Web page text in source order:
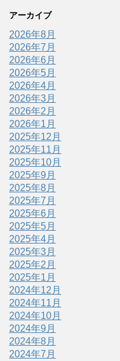
アーカイブ
2026年8月
2026年7月
2026年6月
2026年5月
2026年4月
2026年3月
2026年2月
2026年1月
2025年12月
2025年11月
2025年10月
2025年9月
2025年8月
2025年7月
2025年6月
2025年5月
2025年4月
2025年3月
2025年2月
2025年1月
2024年12月
2024年11月
2024年10月
2024年9月
2024年8月
2024年7月